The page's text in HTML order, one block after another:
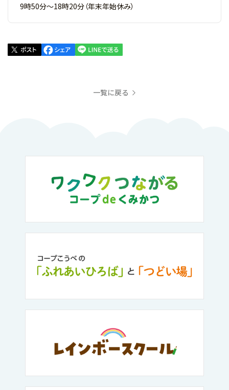
9時50分～18時20分（年末年始休み）
一覧に戻る